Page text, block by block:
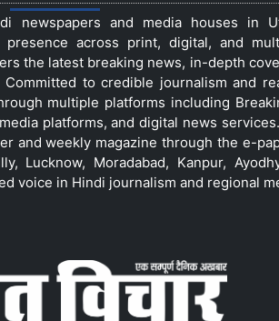
newspapers and media houses in
across print, digital, and
the latest breaking news, in-depth
to credible journalism and
multiple platforms including
platforms, and digital news
and weekly magazine through the e-
Lucknow, Moradabad, Kanpur,
voice in Hindi journalism and regional